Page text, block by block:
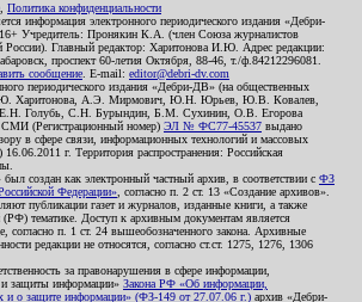
Политика конфиденциальности
информация электронного периодического издания «Дебри-
Учредитель: Пронякин К.А. (член Союза журналистов
России). Главный редактор: Харитонова И.Ю. Адрес редакции:
проспект 60-летия Октября, 88-46, т./ф.84212296081.
сообщение . E-mail: editor@debri-dv.com
периодического издания «Дебри-ДВ» (на общественных
Харитонова, А.Э. Мирмович, Ю.Н. Юрьев, Ю.В. Ковалев,
Голубь, С.Н. Бурындин, Б.М. Сухинин, О.В. Егорова
СМИ (Регистрационный номер) ЭЛ № ФС77-45537 выдано
в сфере связи, информационных технологий и массовых
г. Территория распространения: Российская
создан как электронный частный архив, в соответствии с ФЗ
Федерации» , согласно п. 2 ст. 13 «Создание архивов».
публикации газет и журналов, изданные книги, а также
(РФ) тематике. Доступ к архивным документам является
согласно п. 1 ст. 24 вышеобозначенного закона. Архивные
редакции не относятся, согласно ст.ст. 1275, 1276, 1306
за правонарушения в сфере информации,
защиты информации» Закона РФ «Об информации,
и о защите информации» (ФЗ-149 от 27.07.06 г.) архив «Дебри-